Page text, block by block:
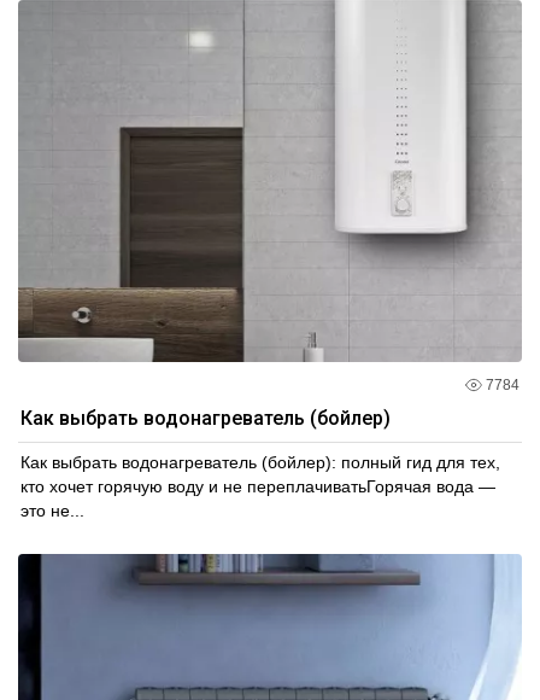
7784
Как выбрать водонагреватель (бойлер)
Как выбрать водонагреватель (бойлер): полный гид для тех,
кто хочет горячую воду и не переплачиватьГорячая вода —
это не...